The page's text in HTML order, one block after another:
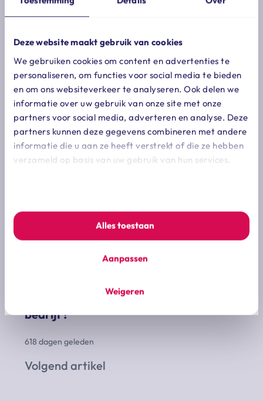
Deze website maakt gebruik van cookies
We gebruiken cookies om content en advertenties te
personaliseren, om functies voor social media te bieden
en om ons websiteverkeer te analyseren. Ook delen we
informatie over uw gebruik van onze site met onze
partners voor social media, adverteren en analyse. Deze
partners kunnen deze gegevens combineren met andere
informatie die u aan ze heeft verstrekt of die ze hebben
verzameld op basis van uw gebruik van hun services.
Alles toestaan
Aanpassen
Weigeren
goed meespelen.
(ver)koper soms akkoord gaat met een prijs die
(sterk) afwijkt van de economische waarde. de
verkoopprijs omvat meer dan alleen het financiële
bedrag; de voorwaarden, garanties en
vrijwaringen kunnen net zo cruciaal zijn om de
risico’s voor de (ver)koper te beperken en de
verantwoordelijkheden tussen koper en verkoper
te verdelen. tijdens de onderhandelingen proberen
partijen hun verschillen te overbruggen. dit
economische waarde.
wat is de economische waarde van een
bedrijf?
618 dagen geleden
Volgend artikel